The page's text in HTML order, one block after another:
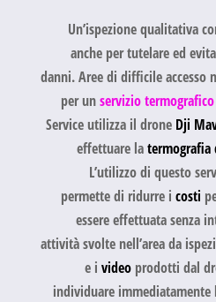
Un’ispezione qualitativa
anche per tutelare ed
danni. Aree di difficile accesso
per unservizio
Service utilizza il drone Dji
effettuare latermografia
L’utilizzo di questo
permette di ridurre i costi
essere effettuata senza
attività svolte nell’area da
e i video prodotti dal
individuare immediatamente